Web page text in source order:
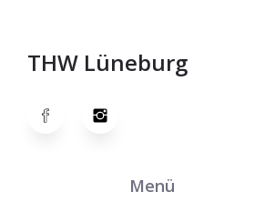
THW Lüneburg
Menü